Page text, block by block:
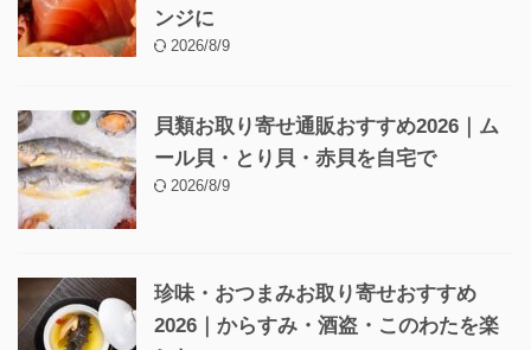
ンジに
2026/8/9
貝類お取り寄せ通販おすすめ2026｜ム
ール貝・とり貝・赤貝を自宅で
2026/8/9
珍味・おつまみお取り寄せおすすめ
2026｜からすみ・酒盗・このわたを楽